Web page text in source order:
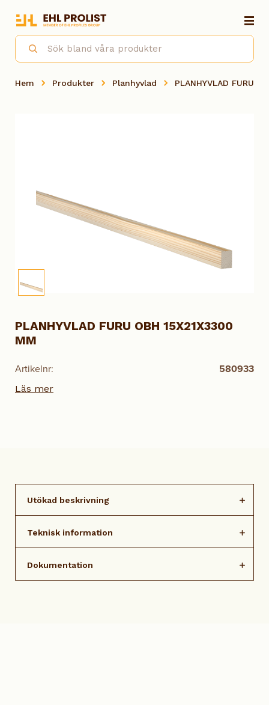
Hem Produkter Planhyvlad PLANHYVLAD FURU
Artikelnr: 580933
PLANHYVLAD FURU OBH 15X21X3300
MM
Läs mer
Utökad beskrivning
Teknisk information
Dokumentation